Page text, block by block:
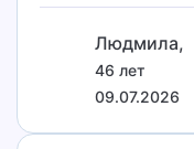
Людмила,
46 лет
09.07.2026